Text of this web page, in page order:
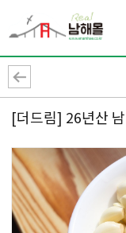
[더드림] 26년산